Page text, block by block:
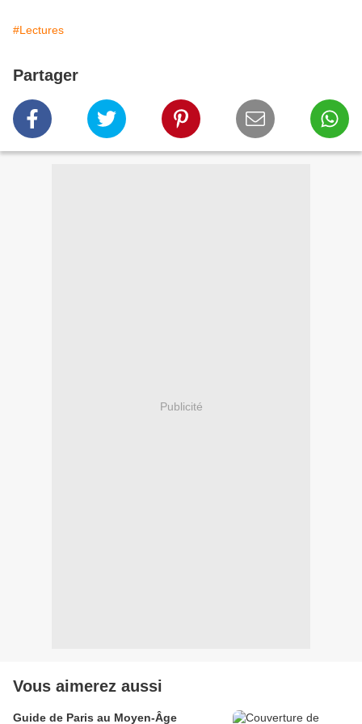
#Lectures
Partager
Publicité
Vous aimerez aussi
Guide de Paris au Moyen-Âge